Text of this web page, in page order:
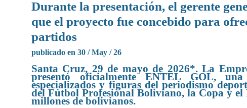
Durante la presentación, el gerente
que el proyecto fue concebido para
partidos
publicado en 30 / May / 26
Santa Cruz, 29 de mayo de 2026*. La
presentó oficialmente ENTEL GOL,
especializados y figuras del periodismo
del Fútbol Profesional Boliviano, la Copa y
millones de bolivianos.